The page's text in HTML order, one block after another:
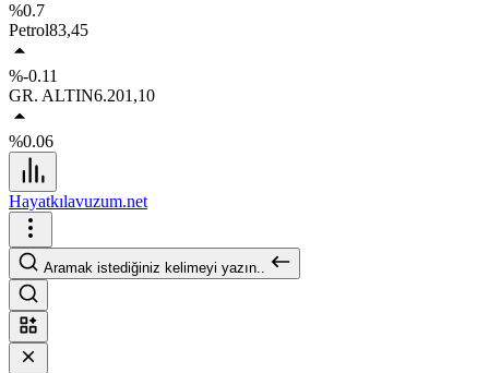
%0.7
Petrol83,45
%-0.11
GR. ALTIN6.201,10
%0.06
Hayatkılavuzum.net
Aramak istediğiniz kelimeyi yazın..